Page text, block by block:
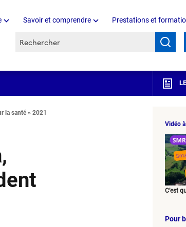
Savoir et comprendre Prestations et
Recherche par mots clés
la santé » 2021
Vidéo
C’est
Pour